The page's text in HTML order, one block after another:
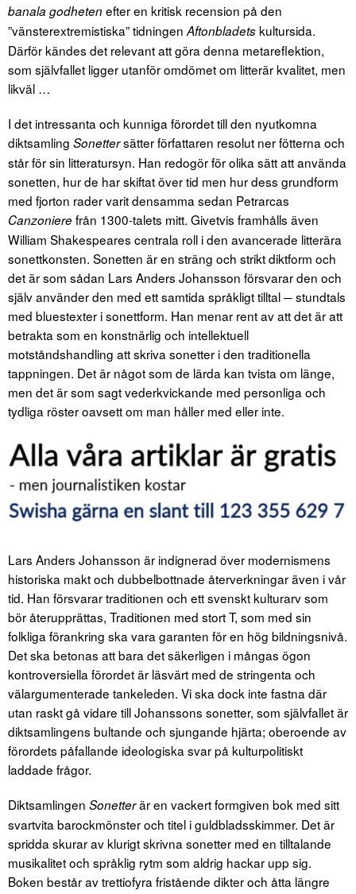
banala godheten efter en kritisk recension på den
”vänsterextremistiska” tidningen Aftonbladetskultursida.
Därför kändes det relevant att göra denna metareflektion,
som självfallet ligger utanför omdömet om litterär kvalitet, men
likväl …
I det intressanta och kunniga förordet till den nyutkomna
diktsamling Sonettersätter författaren resolut ner fötterna och
står för sin litteratursyn. Han redogör för olika sätt att använda
sonetten, hur de har skiftat över tid men hur dess grundform
med fjorton rader varit densamma sedan Petrarcas
Canzonierefrån 1300-talets mitt. Givetvis framhålls även
William Shakespeares centrala roll i den avancerade litterära
sonettkonsten. Sonetten är en sträng och strikt diktform och
det är som sådan Lars Anders Johansson försvarar den och
själv använder den med ett samtida språkligt tilltal ─ stundtals
med bluestexter i sonettform. Han menar rent av att det är att
betrakta som en konstnärlig och intellektuell
motståndshandling att skriva sonetter i den traditionella
tappningen. Det är något som de lärda kan tvista om länge,
men det är som sagt vederkvickande med personliga och
tydliga röster oavsett om man håller med eller inte.
Lars Anders Johansson är indignerad över modernismens
historiska makt och dubbelbottnade återverkningar även i vår
tid. Han försvarar traditionen och ett svenskt kulturarv som
bör återupprättas, Traditionen med stort T, som med sin
folkliga förankring ska vara garanten för en hög bildningsnivå.
Det ska betonas att bara det säkerligen i mångas ögon
kontroversiella förordet är läsvärt med de stringenta och
välargumenterade tankeleden. Vi ska dock inte fastna där
utan raskt gå vidare till Johanssons sonetter, som självfallet är
diktsamlingens bultande och sjungande hjärta; oberoende av
förordets påfallande ideologiska svar på kulturpolitiskt
laddade frågor.
Diktsamlingen Sonetterär en vackert formgiven bok med sitt
svartvita barockmönster och titel i guldbladsskimmer. Det är
spridda skurar av klurigt skrivna sonetter med en tilltalande
musikalitet och språklig rytm som aldrig hackar upp sig.
Boken består av trettiofyra fristående dikter och åtta längre